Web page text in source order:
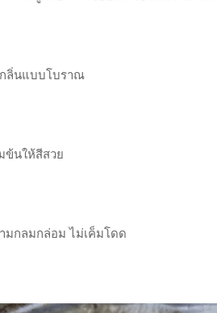
กลิ่นแบบโบราณ
ข้นให้สีสวย
มกลมกล่อม ไม่เค็มโดด